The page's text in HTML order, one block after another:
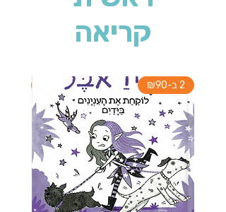
קריאה
2 ב-₪90